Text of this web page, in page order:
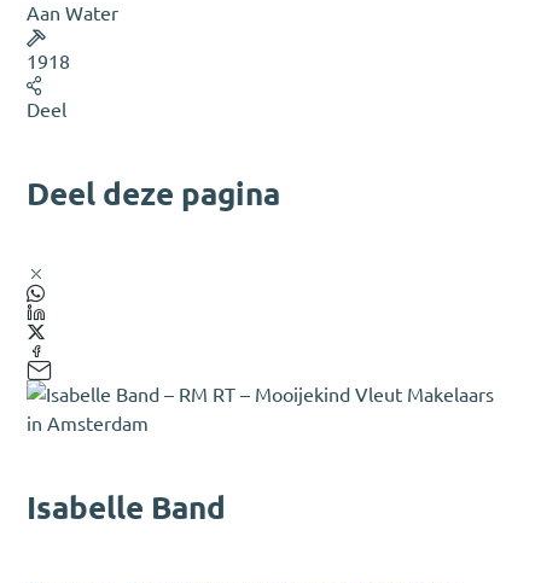
Aan Water
1918
Deel
Deel deze pagina
Isabelle Band